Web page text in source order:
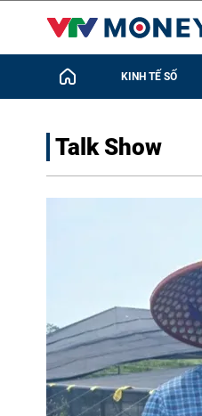
KINH TẾ SỐ
Talk Show